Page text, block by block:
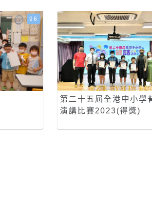
96
第二十五屆全港中小學
演講比賽2023(得獎)